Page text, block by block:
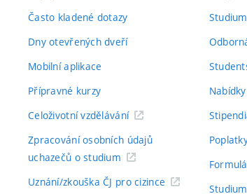
Často kladené dotazy
Dny otevřených dveří
Mobilní aplikace
Přípravné kurzy
Celoživotní vzdělávání
Zpracování osobních údajů
uchazečů o studium
Uznání/zkouška ČJ pro cizince